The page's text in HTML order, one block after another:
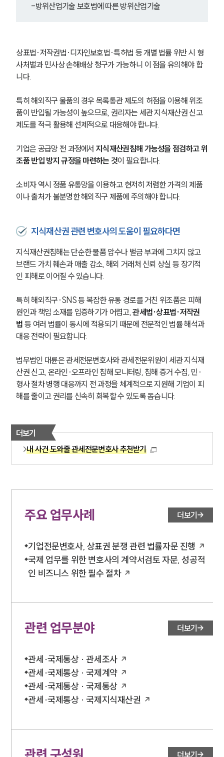
구성원 소개
소식/자료
공지사항
법률 블로그
법률서식
뉴스레터/브로슈어
대륜법률상담예약
대륜법률상담예약
-방위산업기술 보호법에 따른 방위산업기술
상표법·저작권법·디자인보호법·특허법 등 개별 법률 위반 시 형
사처벌과 민사상 손해배상 청구가 가능하니 이 점을 유의해야 합
니다.
특히 해외직구 물품의 경우 목록통관 제도의 허점을 이용해 위조
품이 반입될 가능성이 높으므로, 권리자는 세관 지식재산권 신고
제도를 적극 활용해 선제적으로 대응해야 합니다.
기업은 공급망 전 과정에서 지식재산권침해 가능성을 점검하고 위
조품 반입 방지 규정을 마련하는 것이 필요합니다.
소비자 역시 정품 유통망을 이용하고 현저히 저렴한 가격의 제품
이나 출처가 불분명한 해외직구 제품에 주의해야 합니다.
지식재산권 관련 변호사의 도움이 필요하다면
지식재산권침해는 단순한 물품 압수나 벌금 부과에 그치지 않고
브랜드 가치 훼손과 매출 감소, 해외 거래처 신뢰 상실 등 장기적
인 피해로 이어질 수 있습니다.
특히 해외직구·SNS 등 복잡한 유통 경로를 거친 위조품은 피해
원인과 책임 소재를 입증하기가 어렵고, 관세법·상표법·저작권
법 등 여러 법률이 동시에 적용되기 때문에 전문적인 법률 해석과
대응 전략이 필요합니다.
법무법인 대륜은 관세전문변호사와 관세전문위원이 세관 지식재
산권 신고, 온라인·오프라인 침해 모니터링, 침해 증거 수집, 민·
형사 절차 병행 대응까지 전 과정을 체계적으로 지원해 기업이 피
해를 줄이고 권리를 신속히 회복할 수 있도록 돕습니다.
더보기
내 사건 도와줄 관세전문변호사 추천받기
주요 업무사례 더보기
기업전문변호사, 상표권 분쟁 관련 법률자문 진행
국제 업무를 위한 변호사의 계약서검토 자문, 성공적
인 비즈니스 위한 필수 절차
관련 업무분야 더보기
관세·국제통상 · 관세조사
관세·국제통상 · 국제계약
관세·국제통상 · 국제통상
관세·국제통상 · 국제지식재산권
더보기